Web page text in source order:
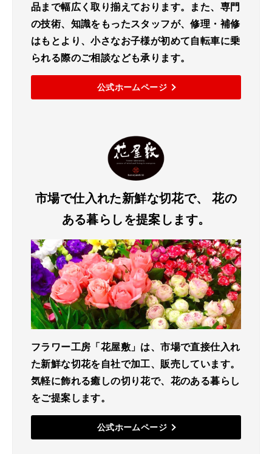
品まで幅広く取り揃えております。また、専門
の技術、知識をもったスタッフが、修理・補修
はもとより、小さなお子様が初めて自転車に乗
られる際のご相談なども承ります。
公式ホームページ
市場で仕入れた新鮮な切花で、
花の
ある暮らしを提案します。
フラワー工房「花屋敷」は、市場で直接仕入れ
た新鮮な切花を自社で加工、販売しています。
気軽に飾れる癒しの切り花で、花のある暮らし
をご提案します。
公式ホームページ